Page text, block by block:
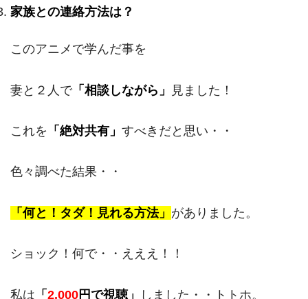
家族との連絡方法は？
このアニメで学んだ事を
妻と２人で「相談しながら」 見ました！
これを 「絶対共有」 すべきだと思い・・
色々調べた結果・・
「何と！タダ！見れる方法」 がありました。
ショック！何で・・えええ！！
私は 「 2,000円で視聴」 しました・・トトホ。